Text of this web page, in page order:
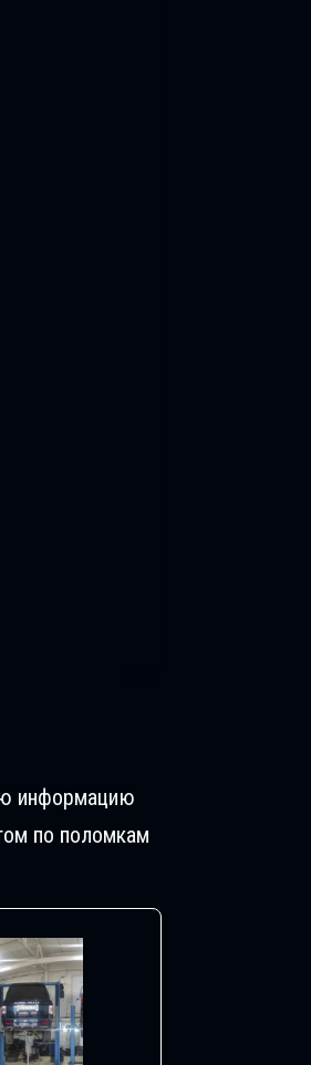
информацию
по поломкам